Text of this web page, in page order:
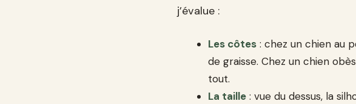
j’évalue :
Les côtes : chez un chien au
de graisse. Chez un chien
tout.
La taille : vue du dessus, la